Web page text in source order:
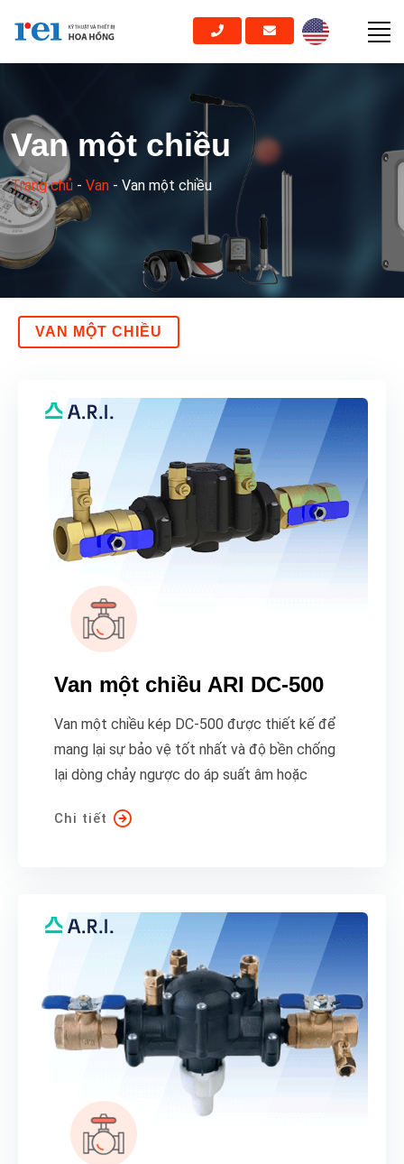
Van một chiều
Trang chủ - Van - Van một chiều
VAN MỘT CHIỀU
Van một chiều ARI DC-500
Van một chiều kép DC-500 được thiết kế để
mang lại sự bảo vệ tốt nhất và độ bền chống
lại dòng chảy ngược do áp suất âm hoặc
Chi tiết